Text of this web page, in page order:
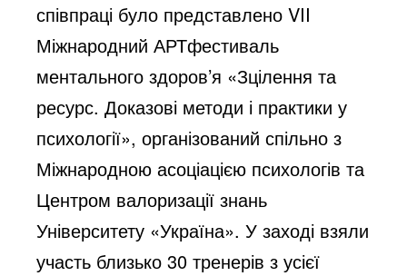
співпраці було представлено VII
Міжнародний АРТфестиваль
ментального здоров’я «Зцілення та
ресурс. Доказові методи і практики у
психології», організований спільно з
Міжнародною асоціацією психологів та
Центром валоризації знань
Університету «Україна». У заході взяли
участь близько 30 тренерів з усієї